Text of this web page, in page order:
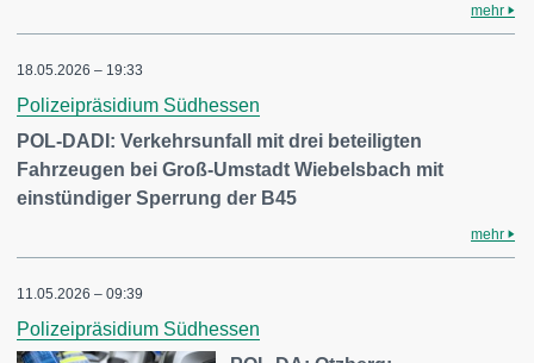
mehr
18.05.2026 – 19:33
Polizeipräsidium Südhessen
POL-DADI: Verkehrsunfall mit drei beteiligten
Fahrzeugen bei Groß-Umstadt Wiebelsbach mit
einstündiger Sperrung der B45
mehr
11.05.2026 – 09:39
Polizeipräsidium Südhessen